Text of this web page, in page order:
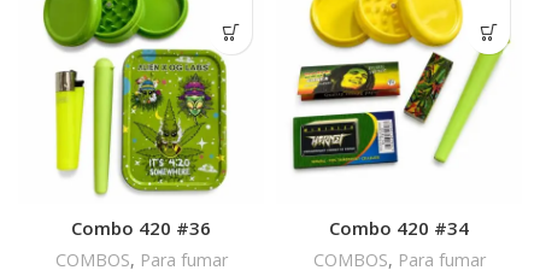
Combo 420 #36
COMBOS, Para fumar
Combo 420 #34
COMBOS, Para fumar